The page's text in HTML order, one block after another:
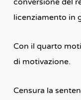
licenziamento in
Con il quarto
di motivazione.
Censura la